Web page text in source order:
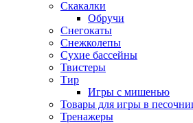
Скакалки
Обручи
Снегокаты
Снежколепы
Сухие бассейны
Твистеры
Тир
Игры с мишенью
Товары для игры в
Тренажеры